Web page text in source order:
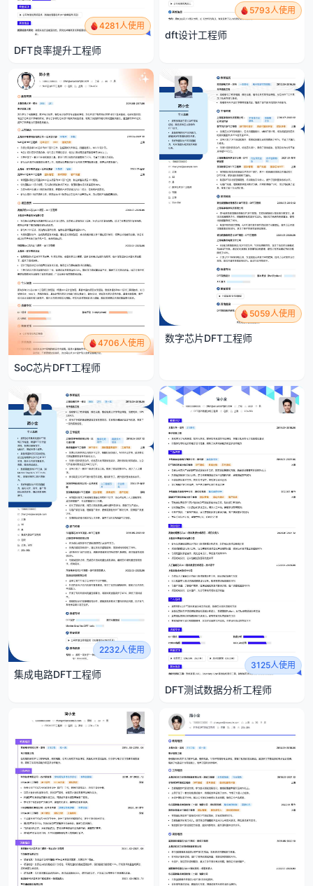
4281人使用
DFT良率提升工程师
5793人使用
dft设计工程师
4706人使用
SoC芯片DFT工程师
5059人使用
数字芯片DFT工程师
2232人使用
集成电路DFT工程师
3125人使用
DFT测试数据分析工程师